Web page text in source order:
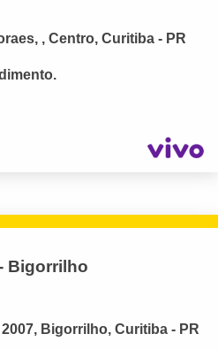
, Centro, Curitiba - PR
Bigorrilho
Bigorrilho, Curitiba - PR